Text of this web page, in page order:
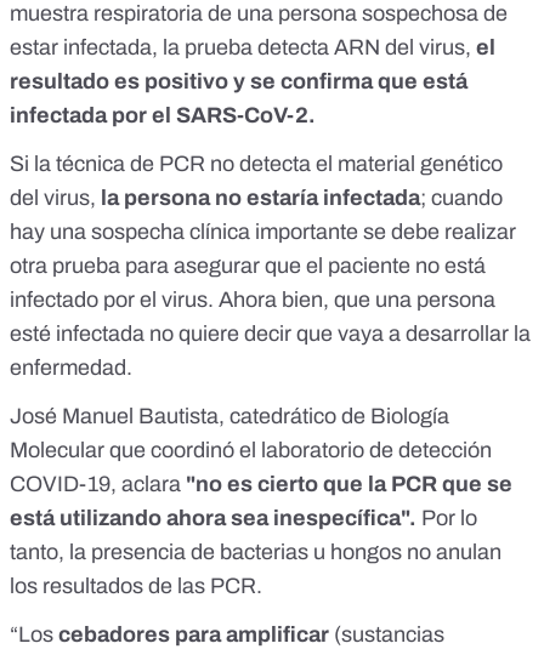
muestra respiratoria de una persona sospechosa de
estar infectada, la prueba detecta ARN del virus, el
resultado es positivo y se confirma que está
infectada por el SARS-CoV-2.
Si la técnica de PCR no detecta el material genético
del virus, la persona no estaría infectada; cuando
hay una sospecha clínica importante se debe realizar
otra prueba para asegurar que el paciente no está
infectado por el virus. Ahora bien, que una persona
esté infectada no quiere decir que vaya a desarrollar la
enfermedad.
José Manuel Bautista, catedrático de Biología
Molecular que coordinó el
laboratorio de detección
COVID-19, aclara "no es cierto que la PCR que se
está utilizando ahora sea inespecífica". Por lo
tanto, la presencia de bacterias u hongos no anulan
los resultados de las PCR.
“Los cebadores para amplificar (sustancias